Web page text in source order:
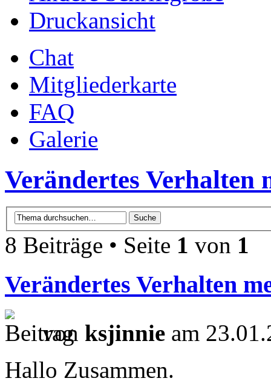
Druckansicht
Chat
Mitgliederkarte
FAQ
Galerie
Verändertes Verhalten
8 Beiträge • Seite 1 von 1
Verändertes Verhalten
von ksjinnie am
Hallo Zusammen.